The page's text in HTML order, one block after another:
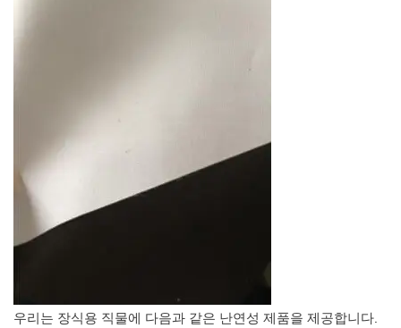
우리는 장식용 직물에 다음과 같은 난연성 제품을 제공합니다.